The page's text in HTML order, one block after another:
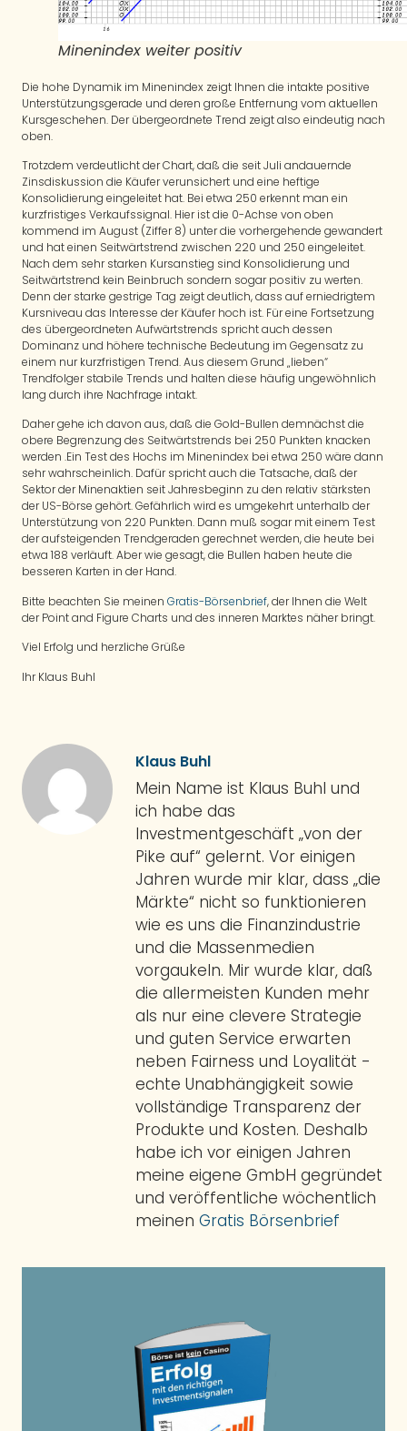
Minenindex weiter positiv
Die hohe Dynamik im Minenindex zeigt Ihnen die intakte positive
Unterstützungsgerade und deren große Entfernung vom aktuellen
Kursgeschehen. Der übergeordnete Trend zeigt also eindeutig nach
oben.
Trotzdem verdeutlicht der Chart, daß die seit Juli andauernde
Zinsdiskussion die Käufer verunsichert und eine heftige
Konsolidierung eingeleitet hat. Bei etwa 250 erkennt man ein
kurzfristiges Verkaufssignal. Hier ist die 0-Achse von oben
kommend im August (Ziffer 8) unter die vorhergehende gewandert
und hat einen Seitwärtstrend zwischen 220 und 250 eingeleitet.
Nach dem sehr starken Kursanstieg sind Konsolidierung und
Seitwärtstrend kein Beinbruch sondern sogar positiv zu werten.
Denn der starke gestrige Tag zeigt deutlich, dass auf erniedrigtem
Kursniveau das Interesse der Käufer hoch ist. Für eine Fortsetzung
des übergeordneten Aufwärtstrends spricht auch dessen
Dominanz und höhere technische Bedeutung im Gegensatz zu
einem nur kurzfristigen Trend. Aus diesem Grund „lieben“
Trendfolger stabile Trends und halten diese häufig ungewöhnlich
lang durch ihre Nachfrage intakt.
Daher gehe ich davon aus, daß die Gold-Bullen demnächst die
obere Begrenzung des Seitwärtstrends bei 250 Punkten knacken
werden .Ein Test des Hochs im Minenindex bei etwa 250 wäre dann
sehr wahrscheinlich. Dafür spricht auch die Tatsache, daß der
Sektor der Minenaktien seit Jahresbeginn zu den relativ stärksten
der US-Börse gehört. Gefährlich wird es umgekehrt unterhalb der
Unterstützung von 220 Punkten. Dann muß sogar mit einem Test
der aufsteigenden Trendgeraden gerechnet werden, die heute bei
etwa 188 verläuft. Aber wie gesagt, die Bullen haben heute die
besseren Karten in der Hand.
Bitte beachten Sie meinen Gratis-Börsenbrief, der Ihnen die Welt
der Point and Figure Charts und des inneren Marktes näher bringt.
Viel Erfolg und herzliche Grüße
Ihr Klaus Buhl
Klaus Buhl
Mein Name ist Klaus Buhl und
ich habe das
Investmentgeschäft „von der
Pike auf“ gelernt. Vor einigen
Jahren wurde mir klar, dass „die
Märkte“ nicht so funktionieren
wie es uns die Finanzindustrie
und die Massenmedien
vorgaukeln. Mir wurde klar, daß
die allermeisten Kunden mehr
als nur eine clevere Strategie
und guten Service erwarten
neben Fairness und Loyalität -
echte Unabhängigkeit sowie
vollständige Transparenz der
Produkte und Kosten. Deshalb
habe ich vor einigen Jahren
meine eigene GmbH gegründet
und veröffentliche wöchentlich
meinen Gratis Börsenbrief